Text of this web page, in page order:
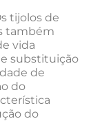
tijolos de
também
vida
substituição
de
do
do